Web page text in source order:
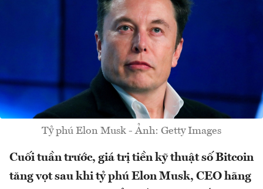
Tỷ phú Elon Musk - Ảnh: Getty Images
Cuối tuần trước, giá trị tiền kỹ thuật số Bitcoin
tăng vọt sau khi tỷ phú Elon Musk, CEO hãng